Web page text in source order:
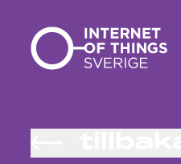
Gå till innehåll